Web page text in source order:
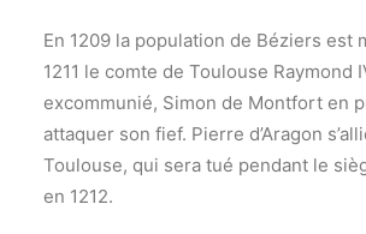
En 1209 la population de Béziers est
1211 le comte de Toulouse Raymond
excommunié, Simon de Montfort en
attaquer son fief. Pierre d’Aragon
Toulouse, qui sera tué pendant le
en 1212.